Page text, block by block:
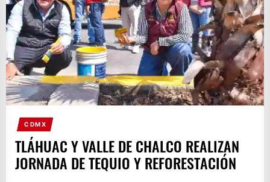
CDMX
TLÁHUAC Y VALLE DE CHALCO REALIZAN
JORNADA DE TEQUIO Y REFORESTACIÓN